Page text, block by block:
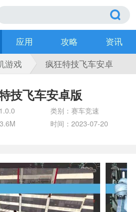
应用 攻略
资讯
游戏
疯狂特技飞车安卓
技飞车安卓版
类别：赛车竞速
时间：2023-07-20